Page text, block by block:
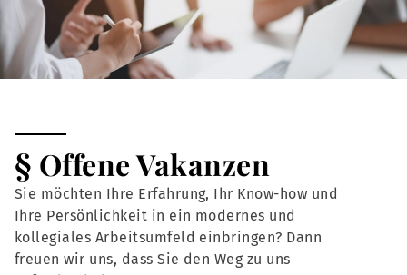
§ Offene Vakanzen
Sie möchten Ihre Erfahrung, Ihr Know-how und
Ihre Persönlichkeit in ein modernes und
kollegiales Arbeitsumfeld einbringen? Dann
freuen wir uns, dass Sie den Weg zu uns